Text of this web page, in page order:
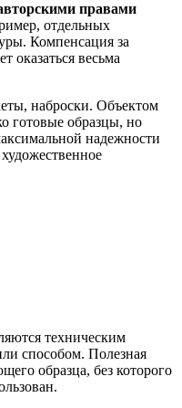
правами
отдельных
Компенсация за
оказаться весьма
наброски. Объектом
готовые образцы, но
надежности
техническим
способом. Полезная
образца, без которого